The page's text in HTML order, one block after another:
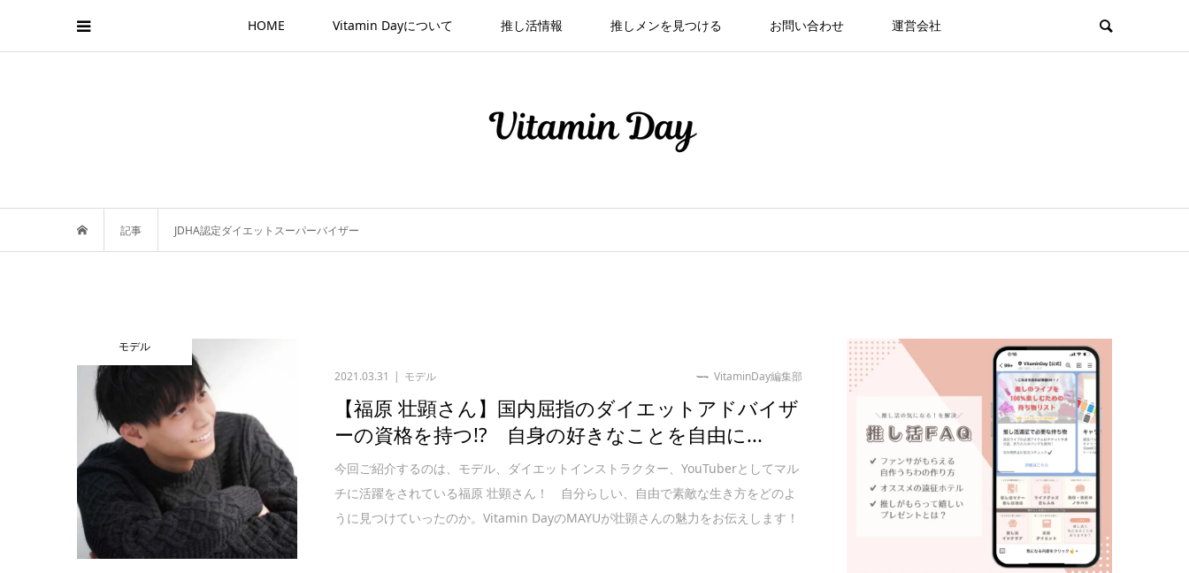
HOME Vitamin Dayについて 推し活情報 推しメンを見つける お問い合わせ 運営会社
記事 JDHA認定ダイエットスーパーバイザー
モデル
2021.03.31 モデル VitaminDay編集部
【福原 壮顕さん】国内屈指のダイエットアドバイザ
ーの資格を持つ!? 自身の好きなことを自由に...
今回ご紹介するのは、モデル、ダイエットインストラクター、YouTuberとしてマル
チに活躍をされている福原 壮顕さん！ 自分らしい、自由で素敵な生き方をどのよ
うに見つけていったのか。Vitamin DayのMAYUが壮顕さんの魅力をお伝えします！